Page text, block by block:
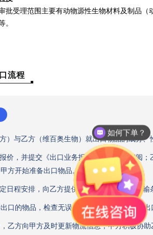
批受理范围主要有动物源性生物材料及制品
。
流程
）与乙方（维百奥生物）就出口物品的成分
价，并提交《出口业务报价单》供甲方审阅
方开始准备出口物品。
日程安排，向乙方提供待出口的物品。按运
口的物品，检查无误并与乙方确认后，启动出
乙方向甲方及时更新物流信息；甲方积极协
如何下单？